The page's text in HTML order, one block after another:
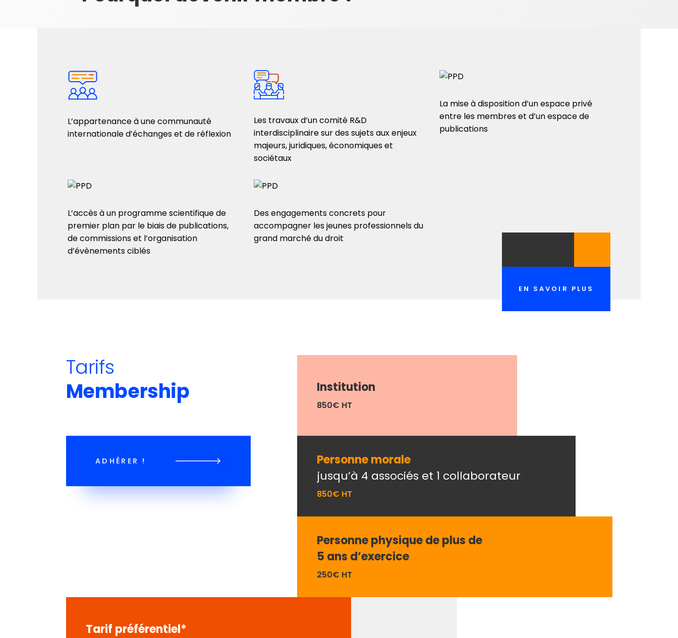
L’appartenance à une communauté
internationale d’échanges et de réflexion
Les travaux d’un comité R&D
interdisciplinaire sur des sujets aux enjeux
majeurs, juridiques, économiques et
sociétaux
La mise à disposition d’un espace privé
entre les membres et d’un espace de
publications
L’accès à un programme scientifique de
premier plan par le biais de publications,
de commissions et l’organisation
d’évènements ciblés
Des engagements concrets pour
accompagner les jeunes professionnels du
grand marché du droit
EN SAVOIR PLUS
Tarifs
Membership
ADHÉRER !
Institution
850€ HT
Personne morale
jusqu’à 4 associés et 1 collaborateur
850€ HT
Personne physique de plus de
5 ans d’exercice
250€ HT
Tarif préférentiel*